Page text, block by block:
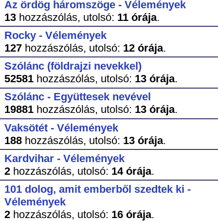
Az ördög háromszöge - Vélemények
13hozzászólás, utolsó: 11 órája.
Rocky - Vélemények
127hozzászólás, utolsó: 12 órája.
Szólánc (földrajzi nevekkel)
52581hozzászólás, utolsó: 13 órája.
Szólánc - Együttesek nevével
19881hozzászólás, utolsó: 13 órája.
Vaksötét - Vélemények
188hozzászólás, utolsó: 13 órája.
Kardvihar - Vélemények
2hozzászólás, utolsó: 14 órája.
101 dolog, amit emberből szedtek ki -
Vélemények
2hozzászólás, utolsó: 16 órája.